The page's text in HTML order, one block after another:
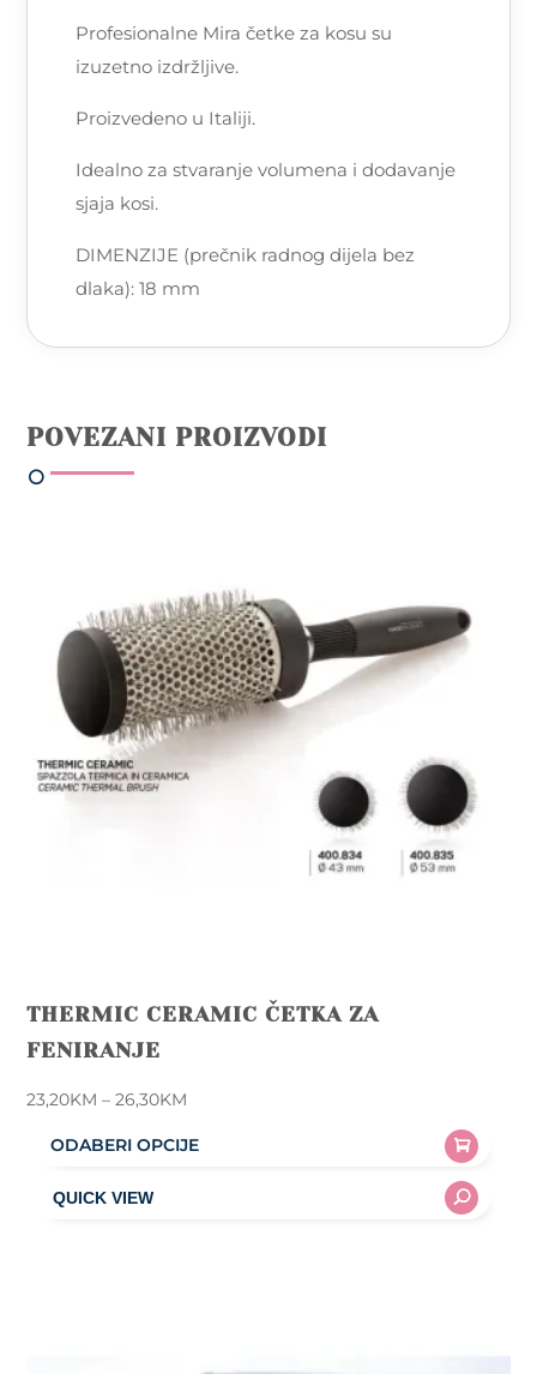
Profesionalne Mira četke za kosu su
izuzetno izdržljive.
Proizvedeno u Italiji.
Idealno za stvaranje volumena i dodavanje
sjaja kosi.
DIMENZIJE (prečnik radnog dijela bez
dlaka): 18 mm
POVEZANI PROIZVODI
THERMIC CERAMIC ČETKA ZA
FENIRANJE
23,20KM – 26,30KM
ODABERI OPCIJE
product